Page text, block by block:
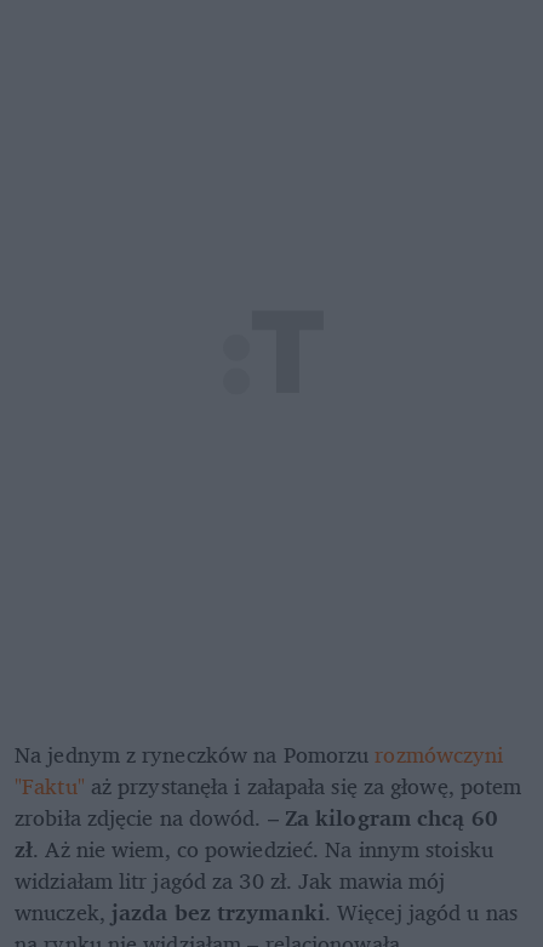
Na jednym z ryneczków na Pomorzu rozmówczyni
"Faktu" aż przystanęła i załapała się za głowę, potem
zrobiła zdjęcie na dowód. – Za kilogram chcą 60
zł. Aż nie wiem, co powiedzieć. Na innym stoisku
widziałam litr jagód za 30 zł. Jak mawia mój
wnuczek, jazda bez trzymanki. Więcej jagód u nas